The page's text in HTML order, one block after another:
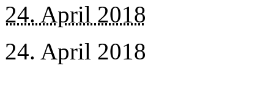
24. April 2018
24. April 2018